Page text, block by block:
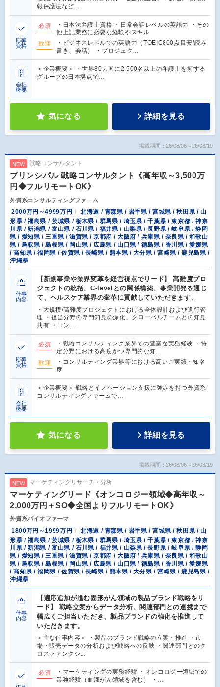
報保護法など…
応募
資格
必須
・日本法弁護士資格 ・日常会話レベルの英語力 ・その
他上記業務に必要な経験やスキル
歓迎
・ビジネスレベルでの英語力（TOEIC800点目安/読み
書き、会話） ・プロジェク…
会社
概要
＜企業概要＞ ・世界80カ国に2,500名以上の弁護士を擁する
グループの日本拠点で…
気になる 詳細を見る
掲載期間：26/08/06～26/08/19
NEW 戦略コンサルタント
プリンシパル 戦略コンサルタント《高年収～3,500万
円◆フルリモートOK》
外資系コンサルティングファーム
2000万円～4999万円
北海道 / 青森県 / 岩手県 / 宮城県 / 秋田県 / 山
形県 / 福島県 / 茨城県 / 栃木県 / 群馬県 / 埼玉県 / 千葉県 / 東京都 / 神奈
川県 / 新潟県 / 富山県 / 石川県 / 福井県 / 山梨県 / 長野県 / 岐阜県 / 静岡
県 / 愛知県 / 三重県 / 滋賀県 / 京都府 / 大阪府 / 兵庫県 / 奈良県 / 和歌山
県 / 鳥取県 / 島根県 / 岡山県 / 広島県 / 山口県 / 徳島県 / 香川県 / 愛媛県
/ 高知県 / 福岡県 / 佐賀県 / 長崎県 / 熊本県 / 大分県 / 宮崎県 / 鹿児島県 /
沖縄県
仕事
内容
【新規事業や業界変革を経営視点でリード】 高難度プロ
ジェクトの統括、C-levelとの関係構築、事業開発を通じ
て、ヘルスケア業界の変革に貢献していただきます。
・大規模/高難度プロジェクトにおける全体設計および進行管
理 ・担当分野の専門知見の深化、グローバルチームとの知見
共有 ・コン…
応募
資格
必須
・戦略コンサルティング業界での豊富な実務経験 ・特
定分野における高度かつ専門的な知…
歓迎
・コンサルティング業界等における高いご実績・知名
度
会社
概要
＜企業概要＞ 戦略とイノベーション支援に強みを持つ外資系
コンサルティングファームで…
気になる 詳細を見る
掲載期間：26/08/06～26/08/19
NEW マーケティングリサーチ・分析
マーケティングリード《オンコロジー領域◆高年収～
2,000万円＋SO◆全国よりフルリモートOK》
外資系バイオファーマ
1800万円～1999万円
北海道 / 青森県 / 岩手県 / 宮城県 / 秋田県 / 山
形県 / 福島県 / 茨城県 / 栃木県 / 群馬県 / 埼玉県 / 千葉県 / 東京都 / 神奈
川県 / 新潟県 / 富山県 / 石川県 / 福井県 / 山梨県 / 長野県 / 岐阜県 / 静岡
県 / 愛知県 / 三重県 / 滋賀県 / 京都府 / 大阪府 / 兵庫県 / 奈良県 / 和歌山
県 / 鳥取県 / 島根県 / 岡山県 / 広島県 / 山口県 / 徳島県 / 香川県 / 愛媛県
/ 高知県 / 福岡県 / 佐賀県 / 長崎県 / 熊本県 / 大分県 / 宮崎県 / 鹿児島県 /
沖縄県
仕事
内容
【適応追加が進む固形がん領域の製品ブランド戦略をリ
ード】 戦略立案からデータ分析、関連部門との連携まで
幅広くご担当いただき、製品ブランドの強化を推進して
いただきます。
＜主な仕事内容＞ ・製品のブランド戦略の立案・推進 ・市
場・販売データの分析および戦略への反映 ・関連部門とのク
ロスファンクシ…
必須
・マーケティングの実務経験 ・オンコロジー領域での
業務経験（血液がん領域を含む） ・…